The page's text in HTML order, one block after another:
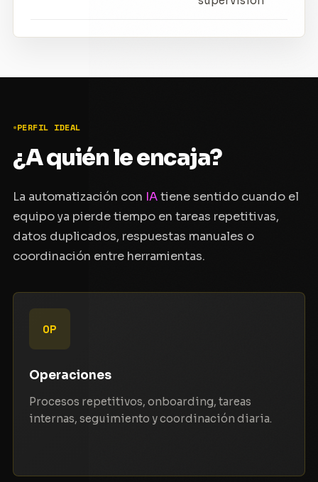
PERFIL IDEAL
¿A quién le encaja?
La automatización con IAtiene sentido cuando el
equipo ya pierde tiempo en tareas repetitivas,
datos duplicados, respuestas manuales o
coordinación entre herramientas.
OP
Operaciones
Procesos repetitivos, onboarding, tareas
internas, seguimiento y coordinación diaria.